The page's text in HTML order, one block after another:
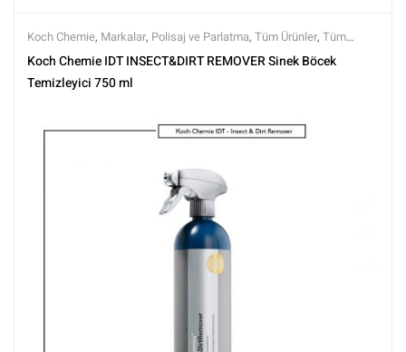
Koch Chemie, Markalar, Polisaj ve Parlatma, Tüm Ürünler, Tüm
Ürünler,Yüzey Temizleyici ve Arındırıcılar,Yüzey Temizleyiciler
Koch Chemie IDT INSECT&DIRT REMOVER Sinek Böcek
Temizleyici 750 ml